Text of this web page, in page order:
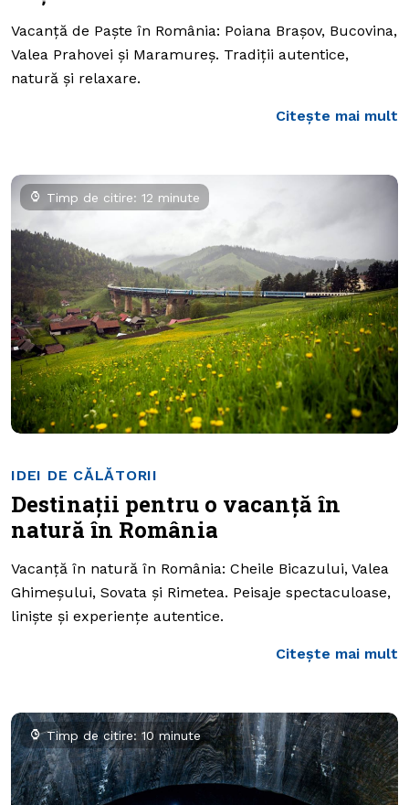
Vacanță de Paște în România: Poiana Brașov, Bucovina,
Valea Prahovei și Maramureș. Tradiții autentice,
natură și relaxare.
Citește mai mult
Timp de citire: 12 minute
IDEI DE CĂLĂTORII
Destinații pentru o vacanță în
natură în România
Vacanță în natură în România: Cheile Bicazului, Valea
Ghimeșului, Sovata și Rimetea. Peisaje spectaculoase,
liniște și experiențe autentice.
Citește mai mult
Timp de citire: 10 minute